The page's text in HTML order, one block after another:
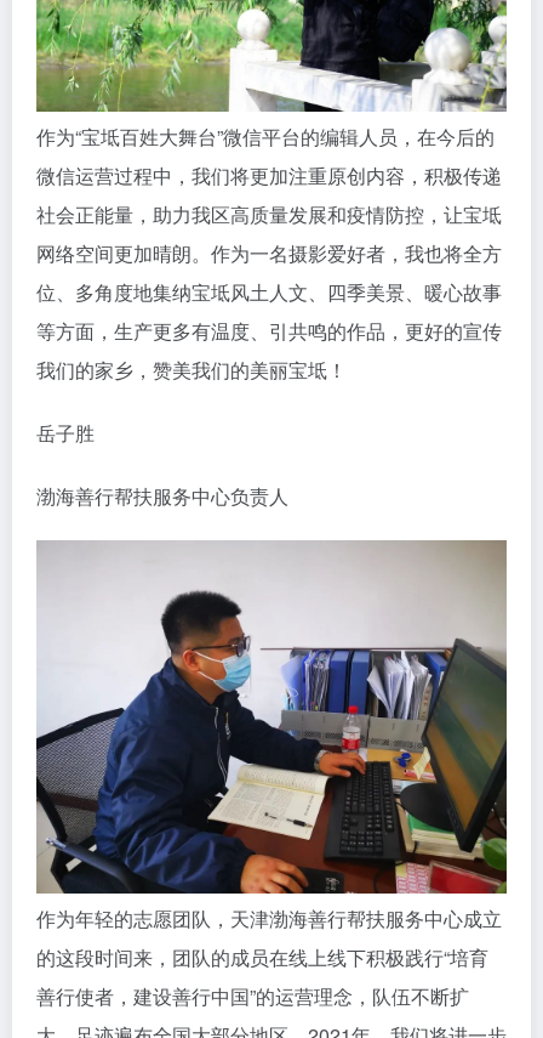
作为“宝坻百姓大舞台”微信平台的编辑人员，在今后的
微信运营过程中，我们将更加注重原创内容，积极传递
社会正能量，助力我区高质量发展和疫情防控，让宝坻
网络空间更加晴朗。作为一名摄影爱好者，我也将全方
位、多角度地集纳宝坻风土人文、四季美景、暖心故事
等方面，生产更多有温度、引共鸣的作品，更好的宣传
我们的家乡，赞美我们的美丽宝坻！
岳子胜
渤海善行帮扶服务中心负责人
作为年轻的志愿团队，天津渤海善行帮扶服务中心成立
的这段时间来，团队的成员在线上线下积极践行“培育
善行使者，建设善行中国”的运营理念，队伍不断扩